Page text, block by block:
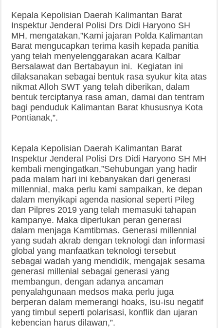
Kepala Kepolisian Daerah Kalimantan Barat
Inspektur Jenderal Polisi Drs Didi Haryono SH
MH, mengatakan,”Kami jajaran Polda Kalimantan
Barat mengucapkan terima kasih kepada panitia
yang telah menyelenggarakan acara Kalbar
Bersalawat dan Bertabayun ini. Kegiatan ini
dilaksanakan sebagai bentuk rasa syukur kita atas
nikmat Alloh SWT yang telah diberikan, dalam
bentuk terciptanya rasa aman, damai dan tentram
bagi penduduk Kalimantan Barat khususnya Kota
Pontianak,”.
Kepala Kepolisian Daerah Kalimantan Barat
Inspektur Jenderal Polisi Drs Didi Haryono SH MH
kembali mengingatkan,”Sehubungan yang hadir
pada malam hari ini kebanyakan dari generasi
millennial, maka perlu kami sampaikan, ke depan
dalam menyikapi agenda nasional seperti Pileg
dan Pilpres 2019 yang telah memasuki tahapan
kampanye. Maka diperlukan peran generasi
dalam menjaga Kamtibmas. Generasi millennial
yang sudah akrab dengan teknologi dan informasi
global yang manfaatkan teknologi tersebut
sebagai wadah yang mendidik, mengajak sesama
generasi millenial sebagai generasi yang
membangun, dengan adanya ancaman
penyalahgunaan medsos maka perlu juga
berperan dalam memerangi hoaks, isu-isu negatif
yang timbul seperti polarisasi, konflik dan ujaran
kebencian harus dilawan,”.